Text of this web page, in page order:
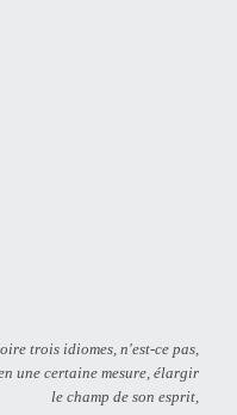
trois idiomes, n'est-ce pas,
une certaine mesure, élargir
le champ de son esprit,